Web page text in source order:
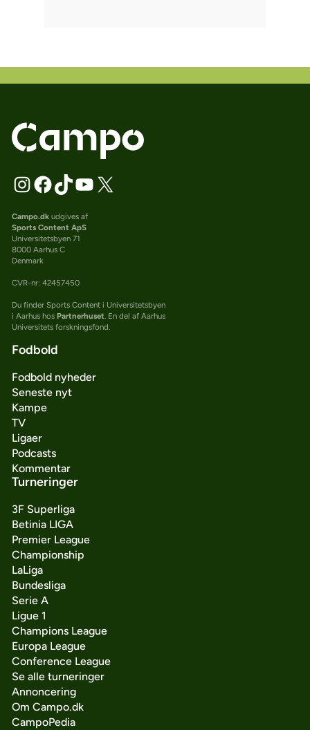
Campo.dkudgives af
Sports Content ApS
Universitetsbyen 71
8000 Aarhus C
Denmark
CVR-nr: 42457450
Du finder Sports Content i Universitetsbyen
i Aarhus hos Partnerhuset. En del af Aarhus
Universitets forskningsfond.
Fodbold
Fodbold nyheder
Seneste nyt
Kampe
TV
Ligaer
Podcasts
Kommentar
Turneringer
3F Superliga
Betinia LIGA
Premier League
Championship
LaLiga
Bundesliga
Serie A
Ligue 1
Champions League
Europa League
Conference League
Se alle turneringer
Annoncering
Om Campo.dk
CampoPedia